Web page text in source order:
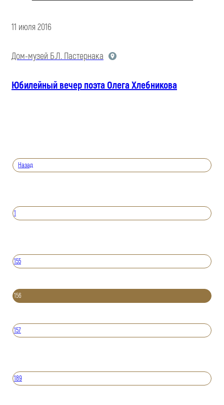
11 июля 2016
Дом-музей Б.Л. Пастернака
Юбилейный вечер поэта Олега Хлебникова
Назад
1
155
156
157
189